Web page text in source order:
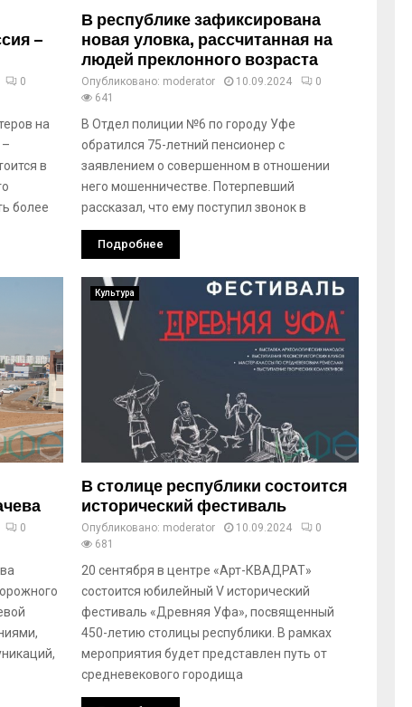
–
0
на
в
более
В республике зафиксирована
новая уловка, рассчитанная на
людей преклонного возраста
Опубликовано: moderator 10.09.2024
0
641
В Отдел полиции №6 по городу Уфе
обратился 75-летний пенсионер с
заявлением о совершенном в отношении
него мошенничестве. Потерпевший
рассказал, что ему поступил звонок в
Подробнее
0
Культура
В столице республики состоится
исторический фестиваль
Опубликовано: moderator 10.09.2024
0
681
20 сентября в центре «Арт-КВАДРАТ»
состоится юбилейный V исторический
фестиваль «Древняя Уфа», посвященный
450-летию столицы республики. В рамках
мероприятия будет представлен путь от
средневекового городища